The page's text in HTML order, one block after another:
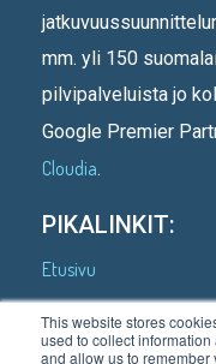
This website stores
used to collect
and allow us to remember
mm. yli 150
pilvipalveluista jo
Google Premier
Cloudia.
PIKALINKIT:
Etusivu
Kenelle teemme
Asiakastarinoita